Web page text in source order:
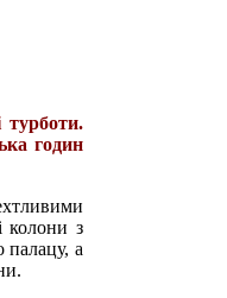
турботи.
годин
колони з
палацу, а